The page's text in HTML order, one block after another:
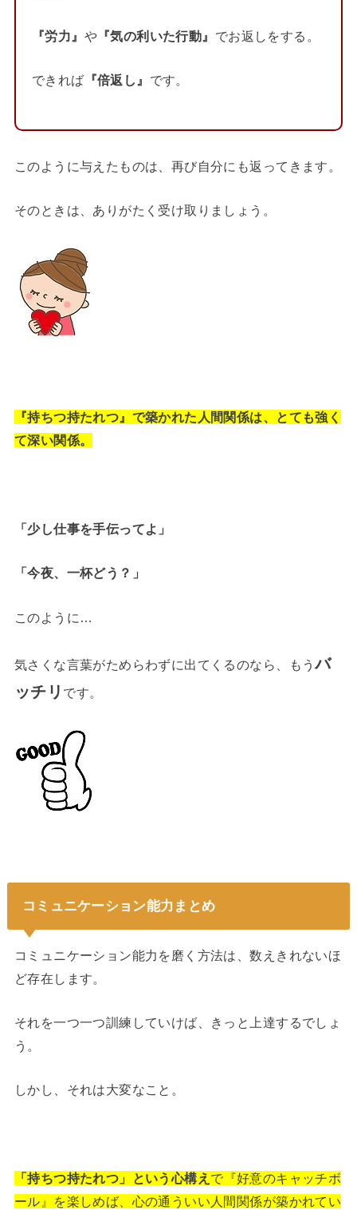
『労力』 や『気の利いた行動』 でお返しをする。
できれば 『倍返し』 です。
このように与えたものは、再び自分にも返ってきます。
そのときは、ありがたく受け取りましょう。
『持ちつ持たれつ』で築かれた人間関係は、とても強く
て深い関係。
「少し仕事を手伝ってよ」
「今夜、一杯どう？」
このように…
気さくな言葉がためらわずに出てくるのなら、もうバ
ッチリ です。
コミュニケーション能力まとめ
コミュニケーション能力を磨く方法は、数えきれないほ
ど存在します。
それを一つ一つ訓練していけば、きっと上達するでしょ
う。
しかし、それは大変なこと。
「持ちつ持たれつ」という心構え で『好意のキャッチボ
ール』を楽しめば、心の通ういい人間関係が築かれてい